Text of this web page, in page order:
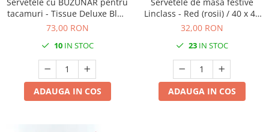
tacamuri - Tissue Deluxe Blue
(Albastru inchis) / 40 x 40 cm /
73,00 RON
10IN STOC
ADAUGA IN COS
Linclass - Red (rosii) / 40 x 40
cm / 25 buc
32,00 RON
23IN STOC
ADAUGA IN COS